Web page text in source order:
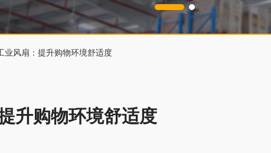
业风扇：提升购物环境舒适度
升购物环境舒适度